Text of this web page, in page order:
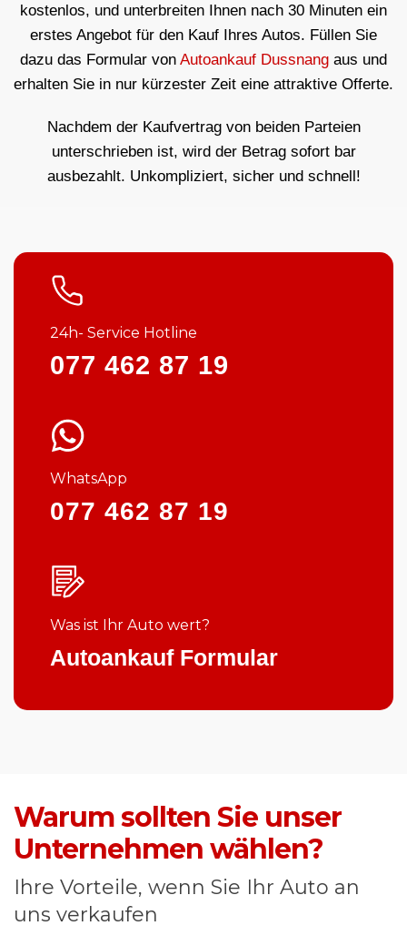
kostenlos, und unterbreiten Ihnen nach 30 Minuten ein
erstes Angebot für den Kauf Ihres Autos. Füllen Sie
dazu das Formular von Autoankauf Dussnang aus und
erhalten Sie in nur kürzester Zeit eine attraktive Offerte.
Nachdem der Kaufvertrag von beiden Parteien
unterschrieben ist, wird der Betrag sofort bar
ausbezahlt. Unkompliziert, sicher und schnell!
24h- Service Hotline
077 462 87 19
WhatsApp
077 462 87 19
Was ist Ihr Auto wert?
Autoankauf Formular
Warum sollten Sie unser
Unternehmen wählen?
Ihre Vorteile, wenn Sie Ihr Auto an
uns verkaufen